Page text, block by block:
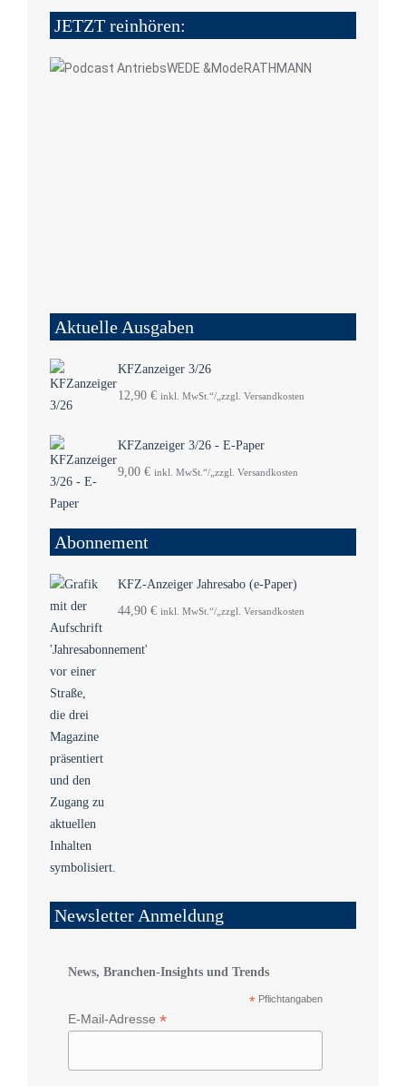
JETZT reinhören:
Aktuelle Ausgaben
KFZanzeiger 3/26
12,90 € inkl. MwSt.“/„zzgl. Versandkosten
KFZanzeiger 3/26 - E-Paper
9,00 € inkl. MwSt.“/„zzgl. Versandkosten
Abonnement
KFZ-Anzeiger Jahresabo (e-Paper)
44,90 € inkl. MwSt.“/„zzgl. Versandkosten
Newsletter Anmeldung
News, Branchen-Insights und Trends
* Pflichtangaben
E-Mail-Adresse *